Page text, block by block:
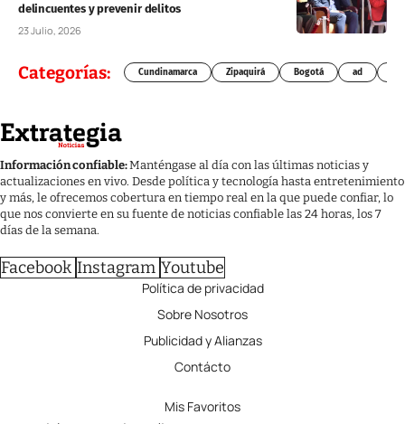
delincuentes y prevenir delitos
23 Julio, 2026
Categorías: Cundinamarca Zipaquirá Bogotá ad
Información confiable:Manténgase al día con las últimas noticias y
actualizaciones en vivo. Desde política y tecnología hasta entretenimiento
y más, le ofrecemos cobertura en tiempo real en la que puede confiar, lo
que nos convierte en su fuente de noticias confiable las 24 horas, los 7
días de la semana.
Facebook Instagram Youtube
Política de privacidad
Sobre Nosotros
Publicidad y Alianzas
Contácto
Mis Favoritos